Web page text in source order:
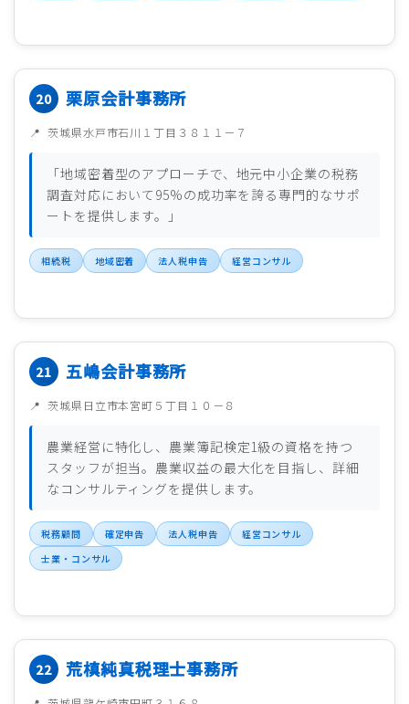
栗原会計事務所
茨城県水戸市石川１丁目３８１１－７
「地域密着型のアプローチで、地元中小企業の税務
調査対応において95%の成功率を誇る専門的なサポ
ートを提供します。」
相続税 地域密着 法人税申告 経営コンサル
五嶋会計事務所
茨城県日立市本宮町５丁目１０－８
農業経営に特化し、農業簿記検定1級の資格を持つ
スタッフが担当。農業収益の最大化を目指し、詳細
なコンサルティングを提供します。
税務顧問 確定申告 法人税申告
経営コンサル
士業・コンサル
荒槙純真税理士事務所